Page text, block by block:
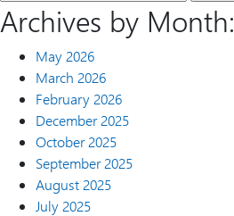
Archives by Month:
May 2026
March 2026
February 2026
December 2025
October 2025
September 2025
August 2025
July 2025